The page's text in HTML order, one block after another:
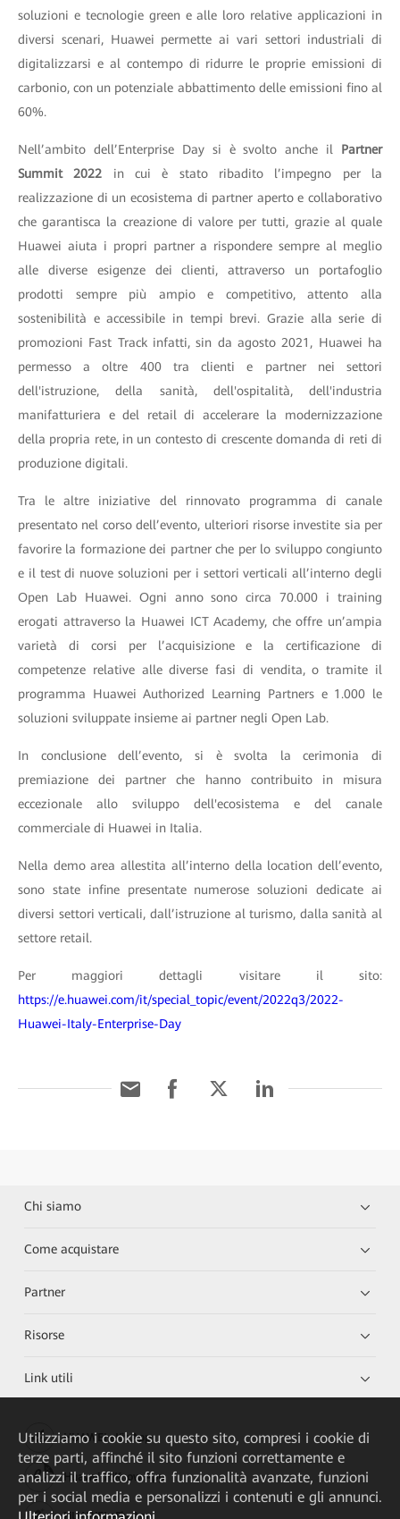
soluzioni e tecnologie green e alle loro relative applicazioni in
diversi scenari, Huawei permette ai vari settori industriali di
digitalizzarsi e al contempo di ridurre le proprie emissioni di
carbonio, con un potenziale abbattimento delle emissioni fino al
60%.
Nell’ambito dell’Enterprise Day si è svolto anche il Partner
Summit 2022 in cui è stato ribadito l’impegno per la
realizzazione di un ecosistema di partner aperto e collaborativo
che garantisca la creazione di valore per tutti, grazie al quale
Huawei aiuta i propri partner a rispondere sempre al meglio
alle diverse esigenze dei clienti, attraverso un portafoglio
prodotti sempre più ampio e competitivo, attento alla
sostenibilità e accessibile in tempi brevi. Grazie alla serie di
promozioni Fast Track infatti, sin da agosto 2021, Huawei ha
permesso a oltre 400 tra clienti e partner nei settori
dell'istruzione, della sanità, dell'ospitalità, dell'industria
manifatturiera e del retail di accelerare la modernizzazione
della propria rete, in un contesto di crescente domanda di reti di
produzione digitali.
Tra le altre iniziative del rinnovato programma di canale
presentato nel corso dell’evento, ulteriori risorse investite sia per
favorire la formazione dei partner che per lo sviluppo congiunto
e il test di nuove soluzioni per i settori verticali all’interno degli
Open Lab Huawei. Ogni anno sono circa 70.000 i training
erogati attraverso la Huawei ICT Academy, che offre un’ampia
varietà di corsi per l’acquisizione e la certificazione di
competenze relative alle diverse fasi di vendita, o tramite il
programma Huawei Authorized Learning Partners e 1.000 le
soluzioni sviluppate insieme ai partner negli Open Lab.
In conclusione dell’evento, si è svolta la cerimonia di
premiazione dei partner che hanno contribuito in misura
eccezionale allo sviluppo dell'ecosistema e del canale
commerciale di Huawei in Italia.
Nella demo area allestita all’interno della location dell’evento,
sono state infine presentate numerose soluzioni dedicate ai
diversi settori verticali, dall’istruzione al turismo, dalla sanità al
settore retail.
Per maggiori dettagli visitare il sito:
https://e.huawei.com/it/special_topic/event/2022q3/2022-
Huawei-Italy-Enterprise-Day
Chi siamo
Come acquistare
Partner
Risorse
Link utili
HUAWEI eKit App
Huawei HiKnow App
HUAWEI eFly App
Utilizziamo i cookie su questo sito, compresi i cookie di
terze parti, affinché il sito funzioni correttamente e
analizzi il traffico, offra funzionalità avanzate, funzioni
per i social media e personalizzi i contenuti e gli annunci.